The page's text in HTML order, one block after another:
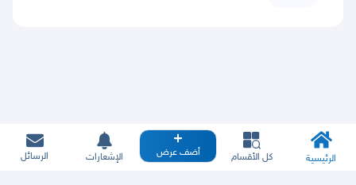
الرئيسية كل الأقسام أضف عرض الإشعارات الرسائل